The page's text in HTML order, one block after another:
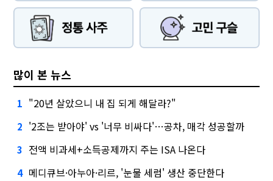
많이 본 뉴스
1 "20년 살았으니 내 집 되게 해달라?"
2 '2조는 받아야' vs '너무 비싸다'…공차, 매각 성공할까
3 전액 비과세+소득공제까지 주는 ISA 나온다
4 메디큐브·아누아·리르, '눈물 세럼' 생산 중단한다